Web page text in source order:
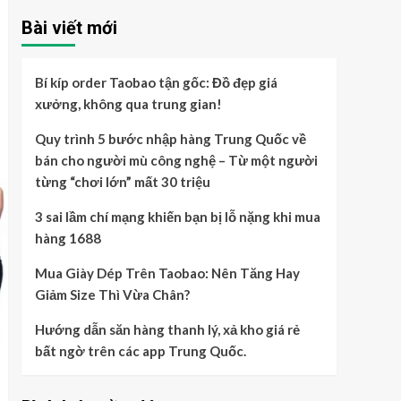
Bài viết mới
Bí kíp order Taobao tận gốc: Đồ đẹp giá
xưởng, không qua trung gian!
Quy trình 5 bước nhập hàng Trung Quốc về
bán cho người mù công nghệ – Từ một người
từng “chơi lớn” mất 30 triệu
3 sai lầm chí mạng khiến bạn bị lỗ nặng khi mua
hàng 1688
Mua Giày Dép Trên Taobao: Nên Tăng Hay
Giảm Size Thì Vừa Chân?
Hướng dẫn săn hàng thanh lý, xả kho giá rẻ
bất ngờ trên các app Trung Quốc.